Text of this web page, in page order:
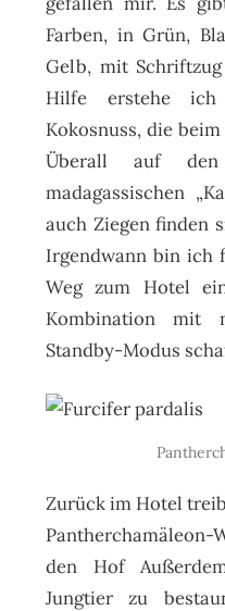
Farben, in Grün,
Gelb, mit
Hilfe erstehe
Kokosnuss, die
Überall auf
madagassischen
auch Ziegen finden
Irgendwann bin ich
Weg zum Hotel
Kombination mit
Standby-Modus
Zurück im Hotel
den Hof
Jungtier zu